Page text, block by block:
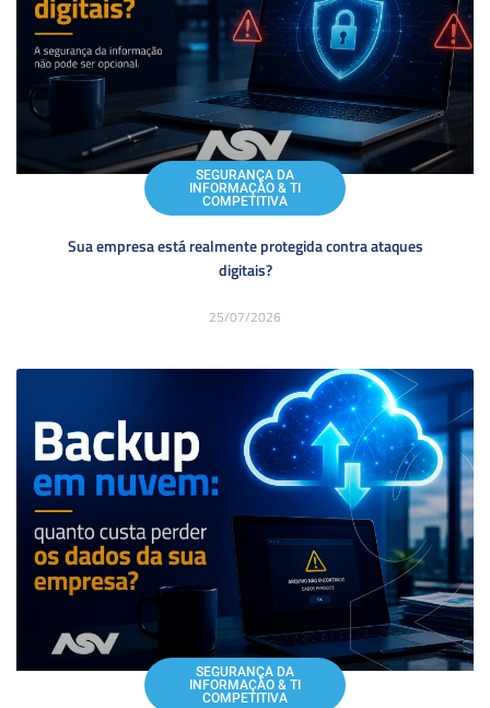
SEGURANÇA DA
INFORMAÇÃO & TI
COMPETITIVA
Sua empresa está realmente protegida contra ataques
digitais?
25/07/2026
SEGURANÇA DA
INFORMAÇÃO & TI
COMPETITIVA